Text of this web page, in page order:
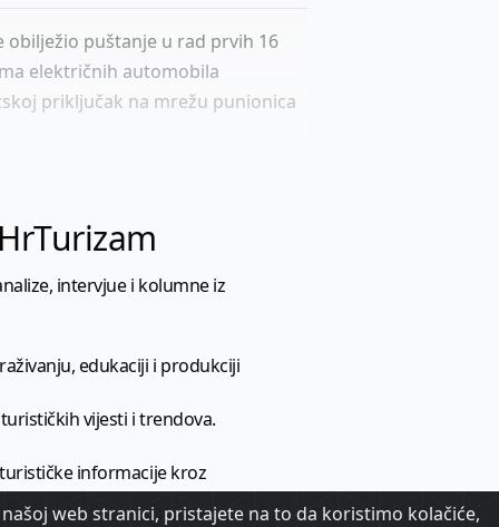
obilježio puštanje u rad prvih 16
električnih automobila
priključak na mrežu punionica
intervjue i kolumne iz
edukaciji i produkciji
vijesti i trendova.
informacije kroz
web stranici, pristajete na to da koristimo kolačiće,